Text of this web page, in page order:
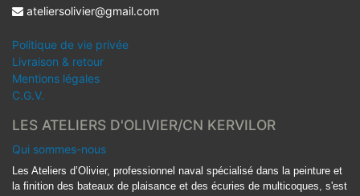
ateliersolivier@gmail.com
Politique de vie privée
Livraison & retour
Mentions légales
C.G.V.
LES ATELIERS D'OLIVIER/CN KERVILOR
Qui sommes-nous
Les Ateliers d’Olivier, professionnel naval spécialisé dans la peinture et
la finition des bateaux de plaisance et des écuries de multicoques, s'est